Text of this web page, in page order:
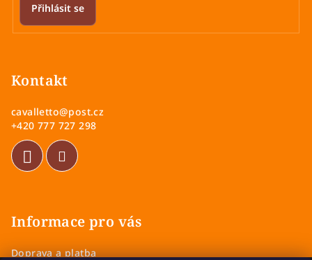
Přihlásit se
Kontakt
cavalletto@post.cz
+420 777 727 298
Informace pro vás
Doprava a platba